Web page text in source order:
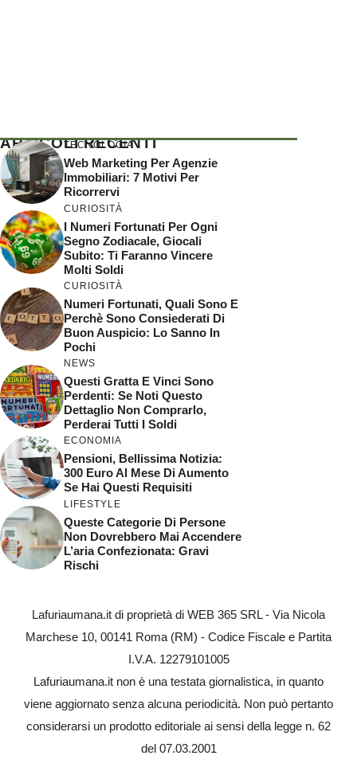
ARTICOLI RECENTI
TECNOLOGIA
Web Marketing Per Agenzie
Immobiliari: 7 Motivi Per
Ricorrervi
CURIOSITÀ
I Numeri Fortunati Per Ogni
Segno Zodiacale, Giocali
Subito: Ti Faranno Vincere
Molti Soldi
CURIOSITÀ
Numeri Fortunati, Quali Sono E
Perchè Sono Consiederati Di
Buon Auspicio: Lo Sanno In
Pochi
NEWS
Questi Gratta E Vinci Sono
Perdenti: Se Noti Questo
Dettaglio Non Comprarlo,
Perderai Tutti I Soldi
ECONOMIA
Pensioni, Bellissima Notizia:
300 Euro Al Mese Di Aumento
Se Hai Questi Requisiti
LIFESTYLE
Queste Categorie Di Persone
Non Dovrebbero Mai Accendere
L’aria Confezionata: Gravi
Rischi
Lafuriaumana.it di proprietà di WEB 365 SRL - Via Nicola
Marchese 10, 00141 Roma (RM) - Codice Fiscale e Partita
I.V.A. 12279101005
Lafuriaumana.it non è una testata giornalistica, in quanto
viene aggiornato senza alcuna periodicità. Non può pertanto
considerarsi un prodotto editoriale ai sensi della legge n. 62
del 07.03.2001